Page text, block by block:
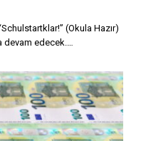
(Okula Hazır)
edecek.…